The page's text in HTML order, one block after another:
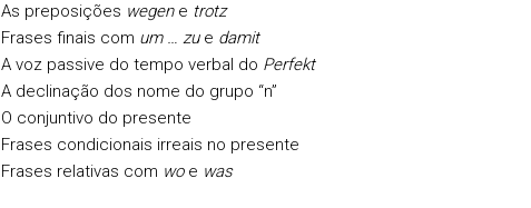
As preposições wegene trotz
Frases finais com um … zu e damit
A voz passive do tempo verbal do Perfekt
A declinação dos nome do grupo “n”
O conjuntivo do presente
Frases condicionais irreais no presente
Frases relativas com woe was